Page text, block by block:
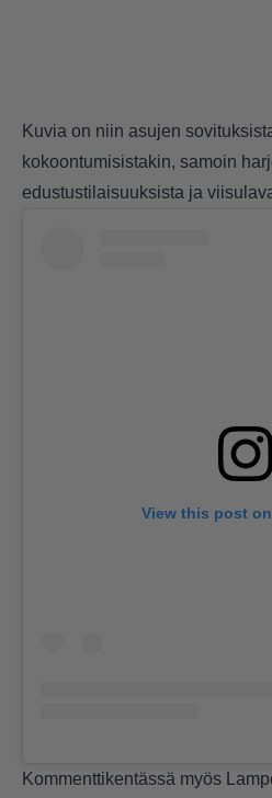
Kuvia on niin asujen
kokoontumisistakin, samoin
edustustilaisuuksista ja
View this post
Kommenttikentässä myös